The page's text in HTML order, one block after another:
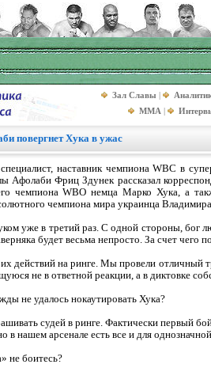
Зал Славы |
MMA |
повергнет Хука в ужас
наставник чемпиона WBC в
Афолаби Фриц Здунек рассказал
чемпиона WBO немца Марко Хука, а
чемпиона мира украинца
уже в третий раз. С одной стороны, бог
будет весьма непросто. За счет чего
действий на ринге. Мы провели
не в ответной реакции, а в диктовке
не удалось нокаутировать Хука?
судей в ринге. Фактически первый
в нашем арсенале есть все и для
не боитесь?